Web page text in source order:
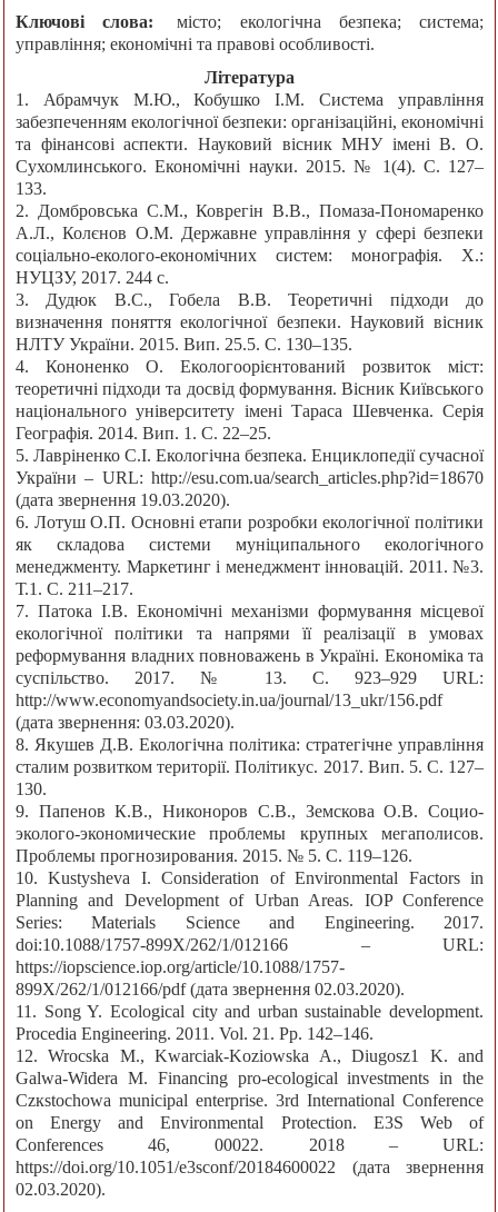
Ключові слова:
місто; екологічна безпека; система;
управління; економічні та правові особливості.
Література
1. Абрамчук М.Ю., Кобушко І.М. Система управління
забезпеченням екологічної безпеки: організаційні, економічні
та фінансові аспекти. Науковий вісник МНУ імені В. О.
Сухомлинського. Економічні науки. 2015. № 1(4). С. 127–
133.
2. Домбровська С.М., Коврегін В.В., Помаза-Пономаренко
А.Л., Колєнов О.М. Державне управління у сфері безпеки
соціально-еколого-економічних систем: монографія. Х.:
НУЦЗУ, 2017. 244 с.
3. Дудюк В.С., Гобела В.В. Теоретичні підходи до
визначення поняття екологічної безпеки. Науковий вісник
НЛТУ України. 2015. Вип. 25.5. С. 130–135.
4. Кононенко О. Екологоорієнтований розвиток міст:
теоретичні підходи та досвід формування. Вісник Київського
національного університету імені Тараса Шевченка. Серія
Географія. 2014. Вип. 1. С. 22–25.
5. Лавріненко С.І. Екологічна безпека. Енциклопедії сучасної
України – URL: http://esu.com.ua/search_articles.php?id=18670
(дата звернення 19.03.2020).
6. Лотуш О.П. Основні етапи розробки екологічної політики
як складова системи муніципального екологічного
менеджменту. Маркетинг і менеджмент інновацій. 2011. №3.
Т.1. С. 211–217.
7. Патока І.В. Економічні механізми формування місцевої
екологічної політики та напрями її реалізації в умовах
реформування владних повноважень в Україні. Економіка та
суспільство. 2017. № 13. С. 923–929 URL:
http://www.economyandsociety.in.ua/journal/13_ukr/156.pdf
(дата звернення: 03.03.2020).
8. Якушев Д.В. Екологічна політика: стратегічне управління
сталим розвитком території. Політикус. 2017. Вип. 5. С. 127–
130.
9. Папенов К.В., Никоноров С.В., Земскова О.В. Социо-
эколого-экономические проблемы крупных мегаполисов.
Проблемы прогнозирования. 2015. № 5. С. 119–126.
10. Kustysheva I. Consideration of Environmental Factors in
Planning and Development of Urban Areas. IOP Conference
Series: Materials Science and Engineering. 2017.
doi:10.1088/1757-899X/262/1/012166 – URL:
https://iopscience.iop.org/article/10.1088/1757-
899X/262/1/012166/pdf (дата звернення 02.03.2020).
11. Song Y. Ecological city and urban sustainable development.
Procedia Engineering. 2011. Vol. 21. Pp. 142–146.
12. Wroсska M., Kwarciak-Kozіowska A., Dіugosz1 K. and
Galwa-Widera M. Financing pro-ecological investments in the
Czкstochowa municipal enterprise. 3rd International Conference
on Energy and Environmental Protection. E3S Web of
Conferences 46, 00022. 2018 – URL:
https://doi.org/10.1051/e3sconf/20184600022 (дата звернення
02.03.2020).